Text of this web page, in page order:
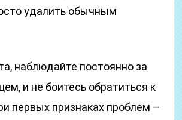
удалить обычным
наблюдайте постоянно за
и не боитесь обратиться к
первых признаках проблем –